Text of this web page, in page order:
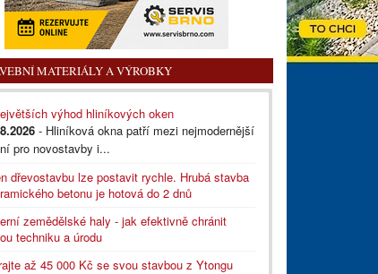
MATERIÁLY A VÝROBKY
výhod hliníkových oken
- Hliníková okna patří mezi nejmodernější
pro novostavby i...
dřevostavbu lze postavit rychle. Hrubá stavba
betonu je hotová do 2 dnů
zemědělské haly - jak efektivně chránit
techniku a úrodu
až 45 000 Kč se svou stavbou z Ytongu